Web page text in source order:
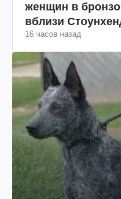
женщин в
вблизи
(фото)
16 часов назад